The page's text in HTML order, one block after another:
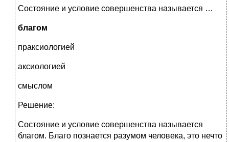
Состояние и условие совершенства называется …
благом
праксиологией
аксиологией
смыслом
Решение:
Состояние и условие совершенства называется
благом. Благо познается разумом человека, это нечто